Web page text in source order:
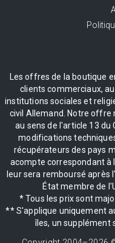
Les offres de la boutique
clients commerciaux,
institutions sociales et
civil Allemand. Notre offre
au sens de l'article 13 du
modifications
récupérateurs des pays
acompte correspondant à
leur sera remboursé après
État membre de
* Tous les prix sont
** S'applique uniquement
îles, un supplément